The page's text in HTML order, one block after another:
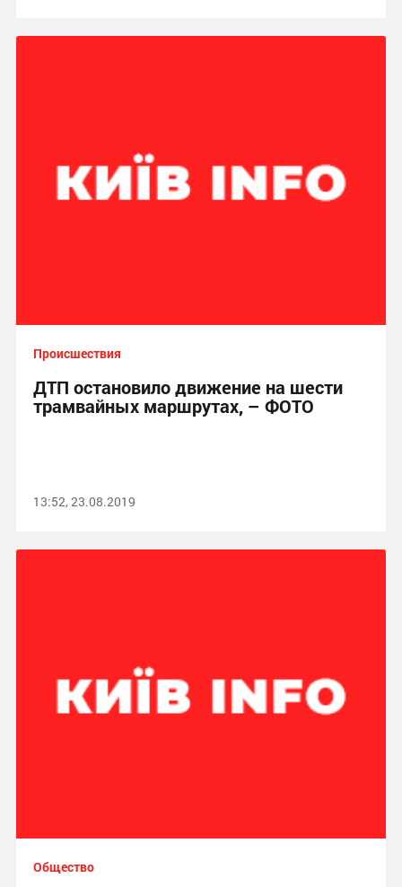
Происшествия
ДТП остановило движение на шести
трамвайных маршрутах, – ФОТО
13:52, 23.08.2019
Общество